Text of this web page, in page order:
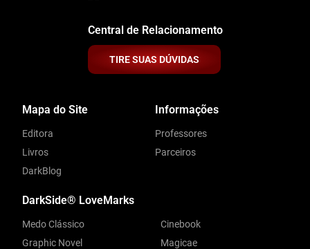
Central de Relacionamento
TIRE SUAS DÚVIDAS
Mapa do Site
Editora
Livros
DarkBlog
Informações
Professores
Parceiros
DarkSide® LoveMarks
Medo Clássico
Graphic Novel
Cinebook
Magicae